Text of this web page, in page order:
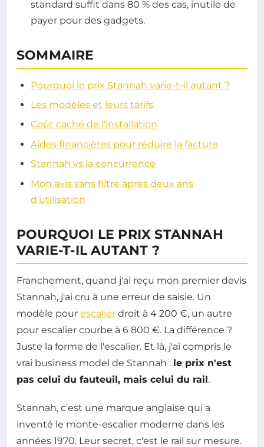
standard suffit dans 80 % des cas, inutile de
payer pour des gadgets.
SOMMAIRE
Pourquoi le prix Stannah varie-t-il autant ?
Les modèles et leurs tarifs
Coût caché de l'installation
Aides financières pour réduire la facture
Stannah vs la concurrence
Mon avis sans filtre après deux ans
d'utilisation
POURQUOI LE PRIX STANNAH
VARIE-T-IL AUTANT ?
Franchement, quand j'ai reçu mon premier devis
Stannah, j'ai cru à une erreur de saisie. Un
modèle pour escalier droit à 4 200 €, un autre
pour escalier courbe à 6 800 €. La différence ?
Juste la forme de l'escalier. Et là, j'ai compris le
vrai business model de Stannah : le prix n'est
pas celui du fauteuil, mais celui du rail.
Stannah, c'est une marque anglaise qui a
inventé le monte-escalier moderne dans les
années 1970. Leur secret, c'est le rail sur mesure.